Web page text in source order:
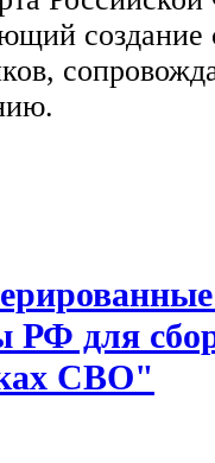
создание
РФ для
СВО"